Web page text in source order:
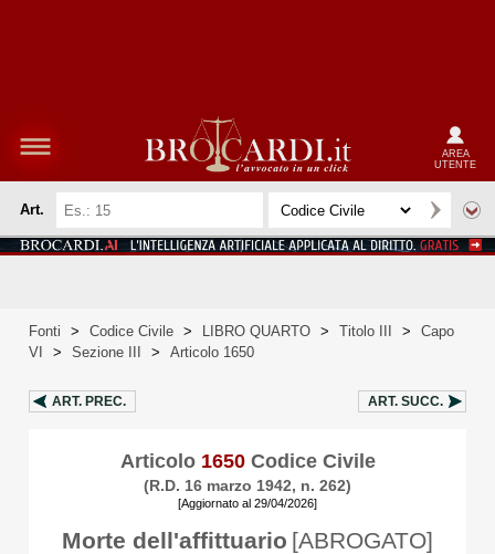
AREA
UTENTE
Art.
Fonti > Codice Civile > LIBRO QUARTO > Titolo III >
Capo
VI
> Sezione III > Articolo 1650
ART. PREC. ART. SUCC.
Articolo 1650Codice Civile
(R.D. 16 marzo 1942, n. 262)
[Aggiornato al 29/04/2026]
Morte dell'affittuario [ABROGATO]